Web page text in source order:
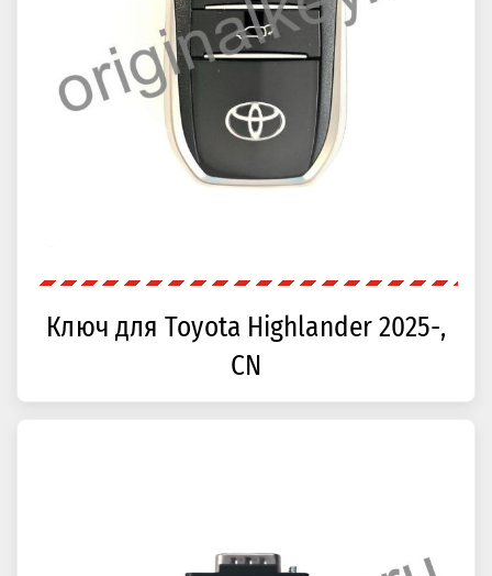
Ключ для Toyota Highlander 2025-,
CN